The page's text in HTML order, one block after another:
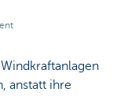
anstatt ihre